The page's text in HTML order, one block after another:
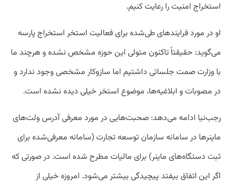
استخراج امنیت را رعایت کنیم.
او در مورد فرایندهای طی‌شده برای فعالیت استخر استخراج پارسه
می‌گوید: حقیقتاً تاکنون متولی این حوزه مشخص نشده و هرچند ما
با وزارت صمت جلساتی داشتیم اما سازوکار مشخصی وجود ندارد و
در مصوبات و ابلاغیه‌ها، موضوع استخر خیلی دیده نشده است.
رجب‌نیا ادامه می‌دهد: صحبت‌هایی در مورد معرفی آدرس ولت‌های
ماینرها در سامانه سازمان توسعه تجارت (سامانه معرفی‌شده برای
ثبت دستگاه‌های ماینر) برای مالیات مطرح شده است. در صورتی که
اگر این اتفاق بیفتد پیچیدگی بیشتر می‌شود. امروزه خیلی از